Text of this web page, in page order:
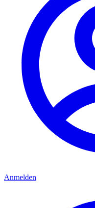
Anmelden